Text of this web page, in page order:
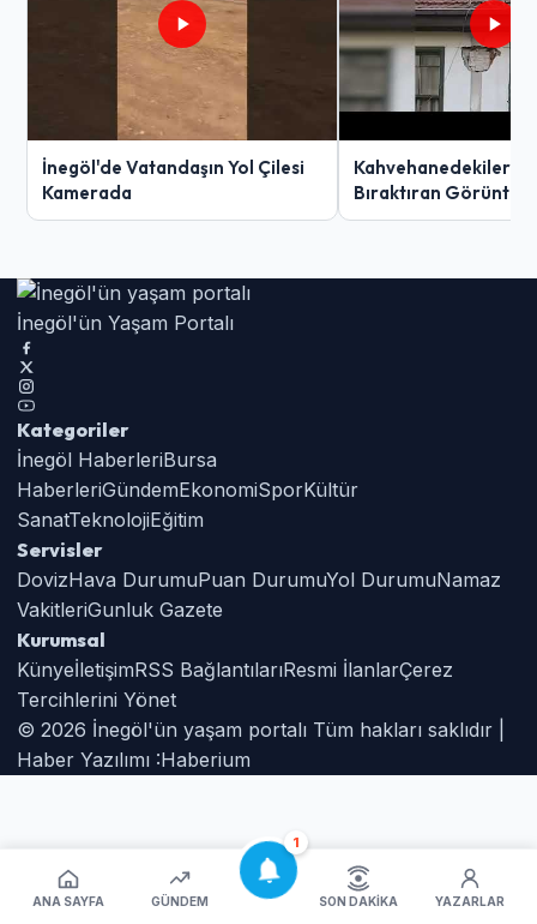
ANA SAYFA GÜNDEM
1
SON DAKIKA YAZARLAR
İnegöl'de Vatandaşın Yol Çilesi
Kamerada
Kahvehanedekiler
Bıraktıran Görüntü!
İnegöl'ün Yaşam Portalı
Kategoriler
İnegöl HaberleriBursa
HaberleriGündemEkonomiSporKültür
SanatTeknolojiEğitim
Servisler
DovizHava DurumuPuan DurumuYol DurumuNamaz
VakitleriGunluk Gazete
Kurumsal
KünyeİletişimRSS BağlantılarıResmi İlanlarÇerez
Tercihlerini Yönet
© 2026 İnegöl'ün yaşam portalı Tüm hakları saklıdır |
Haber Yazılımı :Haberium